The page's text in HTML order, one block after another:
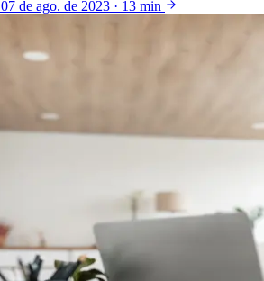
07 de ago. de 2023 · 13 min